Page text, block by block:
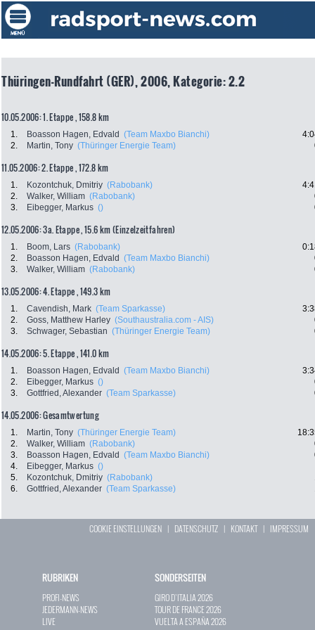
Thüringen-Rundfahrt (GER), 2006, Kategorie: 2.2
10.05.2006: 1. Etappe , 158.8 km
1. Boasson Hagen, Edvald (Team Maxbo Bianchi)
2.
Martin, Tony (Thüringer Energie Team)
11.05.2006: 2. Etappe , 172.8 km
1. Kozontchuk, Dmitriy (Rabobank)
2.
Walker, William (Rabobank)
3.
Eibegger, Markus ()
12.05.2006: 3a. Etappe , 15.6 km (Einzelzeitfahren)
1. Boom, Lars (Rabobank)
2.
Boasson Hagen, Edvald (Team Maxbo Bianchi)
3.
Walker, William (Rabobank)
13.05.2006: 4. Etappe , 149.3 km
1. Cavendish, Mark (Team Sparkasse)
2.
Goss, Matthew Harley (Southaustralia.com - AIS)
3.
Schwager, Sebastian (Thüringer Energie Team)
14.05.2006: 5. Etappe , 141.0 km
1. Boasson Hagen, Edvald (Team Maxbo Bianchi)
2.
Eibegger, Markus ()
3.
Gottfried, Alexander (Team Sparkasse)
14.05.2006: Gesamtwertung
1. Martin, Tony (Thüringer Energie Team)
2.
Walker, William (Rabobank)
3.
Boasson Hagen, Edvald (Team Maxbo Bianchi)
4.
Eibegger, Markus ()
5.
Kozontchuk, Dmitriy (Rabobank)
6.
Gottfried, Alexander (Team Sparkasse)
COOKIE EINSTELLUNGEN | DATENSCHUTZ | KONTAKT| IMPRESSUM
RUBRIKEN
PROFI-NEWS
JEDERMANN-NEWS
LIVE
SONDERSEITEN
GIRO D`ITALIA 2026
TOUR DE FRANCE 2026
VUELTA A ESPAÑA 2026